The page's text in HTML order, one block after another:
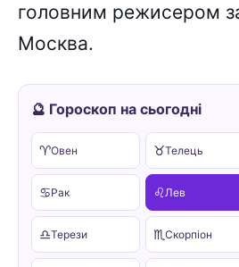
головним режисером
Москва.
🔮 Гороскоп на сьогодні
♈Овен ♉Телець
♋Рак ♌ Лев
♎Терези ♏Скорпіон